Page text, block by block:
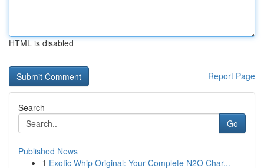
HTML is disabled
Report Page
Search
Go
Published News
1 Exotic Whip Original: Your Complete N2O Char...